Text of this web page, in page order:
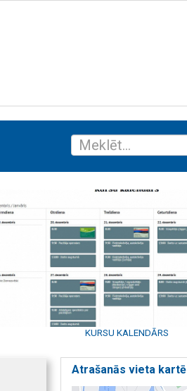
KURSU KALENDĀRS
Atrašanās vieta kartē